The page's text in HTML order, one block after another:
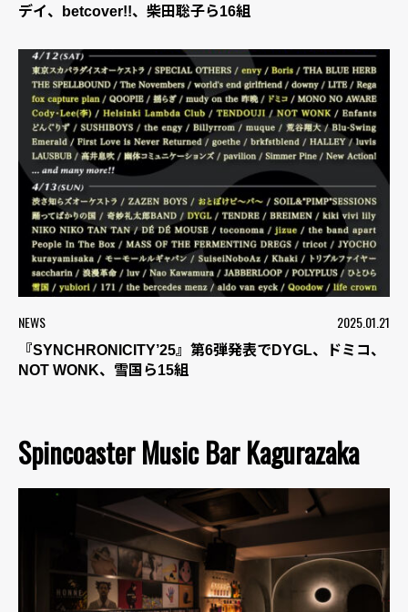
デイ、betcover!!、柴田聡子ら16組
NEWS 2025.01.21
『SYNCHRONICITY’25』第6弾発表でDYGL、ドミコ、
NOT WONK、雪国ら15組
Spincoaster Music Bar Kagurazaka